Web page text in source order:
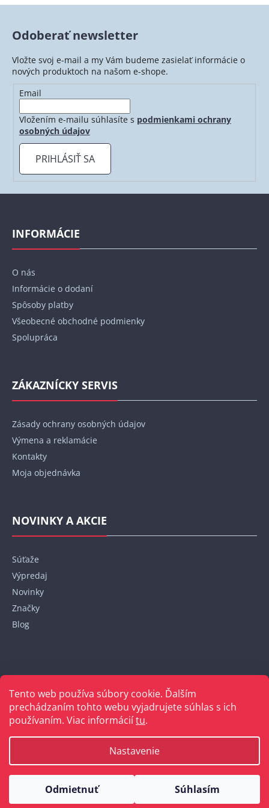
Tento web používa súbory cookie. Ďalším
prechádzaním tohto webu vyjadrujete súhlas s ich
používaním. Viac informáciítu.
Nastavenie
Odmietnuť Súhlasím
i
e
p
r
v
v
a
e
Odoberať newsletter
Vložte svoj e-mail a my Vám budeme zasielať informácie o
nových produktoch na našom e-shope.
Email
Vložením e-mailu súhlasíte s podmienkami ochrany
osobných údajov
PRIHLÁSIŤ SA
Z
INFORMÁCIE
O nás
Informácie o dodaní
Spôsoby platby
Všeobecné obchodné podmienky
Spolupráca
ZÁKAZNÍCKY SERVIS
Zásady ochrany osobných údajov
Výmena a reklamácie
Kontakty
Moja objednávka
NOVINKY A AKCIE
Súťaže
Výpredaj
Novinky
Značky
Blog
+421 948 152 820
Copyright 2026Bellakabelky.sk
. Všetky práva vyhradené.